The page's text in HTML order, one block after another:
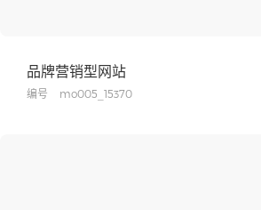
品牌营销型网站
编号 mo005_15370